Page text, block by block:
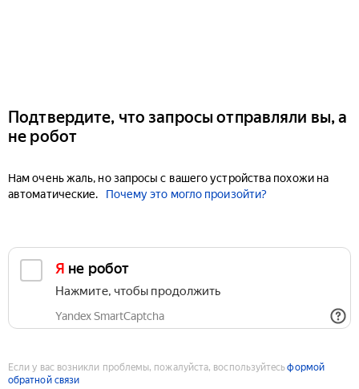
Подтвердите, что запросы отправляли вы, а
не робот
Нам очень жаль, но запросы с вашего устройства похожи на
автоматические.
Почему это могло произойти?
Я не робот
Нажмите, чтобы продолжить
Yandex SmartCaptcha
Если у вас возникли проблемы, пожалуйста, воспользуйтесьформой
обратной связи